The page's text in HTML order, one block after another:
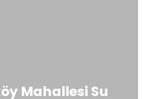
Mahallesi Su